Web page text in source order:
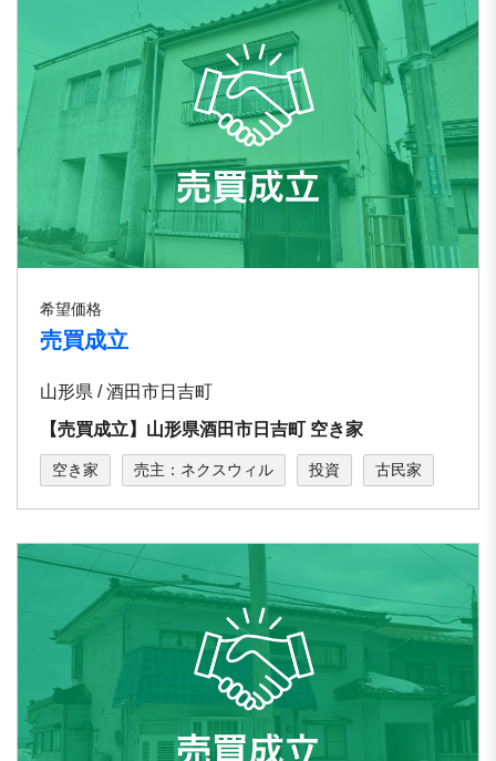
希望価格
売買成立
山形県 / 酒⽥市⽇吉町
【売買成立】山形県酒田市日吉町 空き家
空き家 売主：ネクスウィル 投資 古民家